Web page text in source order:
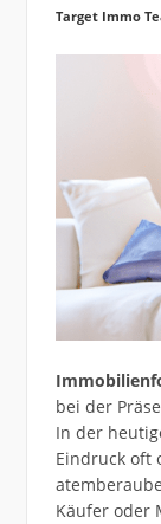
Target Immo
bei der
In der
Eindruck oft
Käufer oder